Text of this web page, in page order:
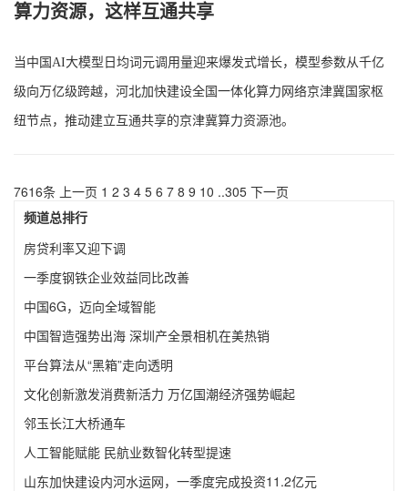
算力资源，这样互通共享
当中国AI大模型日均词元调用量迎来爆发式增长，模型参数从千亿
级向万亿级跨越，河北加快建设全国一体化算力网络京津冀国家枢
纽节点，推动建立互通共享的京津冀算力资源池。
7616条 上一页 1 2 3 4 5 6 7 8 9 10 ..305 下一页
频道总排行
房贷利率又迎下调
一季度钢铁企业效益同比改善
中国6G，迈向全域智能
中国智造强势出海 深圳产全景相机在美热销
平台算法从“黑箱”走向透明
文化创新激发消费新活力 万亿国潮经济强势崛起
邻玉长江大桥通车
人工智能赋能 民航业数智化转型提速
山东加快建设内河水运网，一季度完成投资11.2亿元